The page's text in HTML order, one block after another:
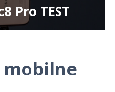
Pro TEST